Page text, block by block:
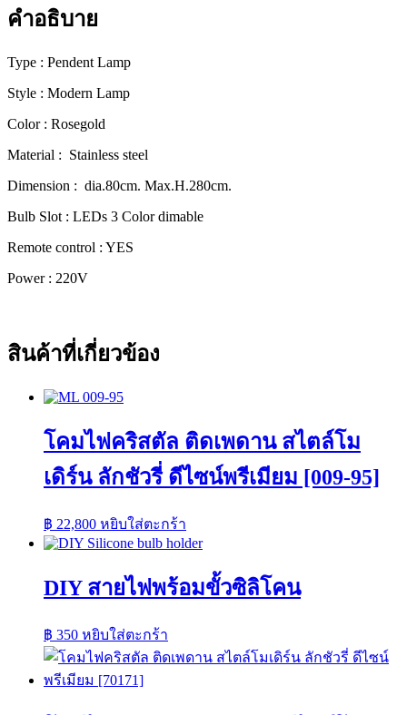
ชัว
รี่
ดีไซน์
[7818-
ชิ้น
คำอธิบาย
Type : Pendent Lamp
Style : Modern Lamp
Color : Rosegold
Material : Stainless steel
Dimension : dia.80cm. Max.H.280cm.
Bulb Slot : LEDs 3 Color dimable
Remote control : YES
Power : 220V
สินค้าที่เกี่ยวข้อง
โคมไฟคริสตัล ติดเพดาน สไตล์โม
เดิร์น ลักชัวรี่ ดีไซน์พรีเมียม [009-95]
฿ 22,800 หยิบใส่ตะกร้า
DIY สายไฟพร้อมขั้วซิลิโคน
฿ 350 หยิบใส่ตะกร้า